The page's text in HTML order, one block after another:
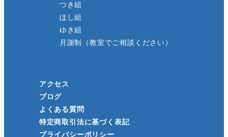
つき組
ほし組
ゆき組
月謝制（教室でご相談ください）
アクセス
ブログ
よくある質問
特定商取引法に基づく表記
プライバシーポリシー